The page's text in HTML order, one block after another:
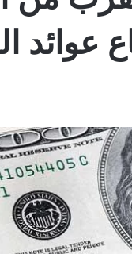
عوائد